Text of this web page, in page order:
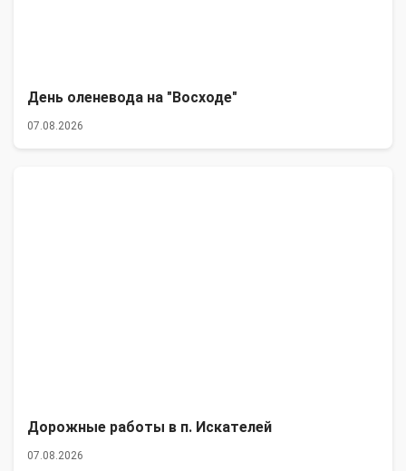
День оленевода на "Восходе"
07.08.2026
Дорожные работы в п. Искателей
07.08.2026